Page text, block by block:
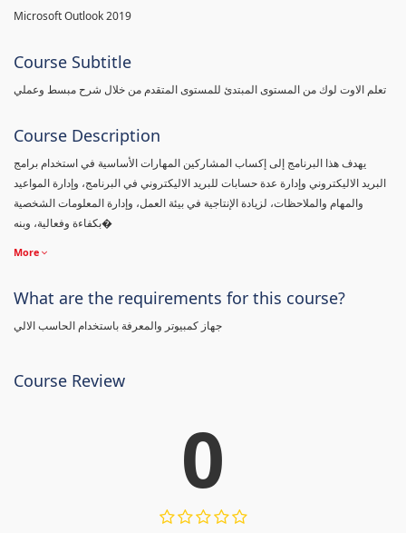
Microsoft Outlook 2019
Course Subtitle
تعلم الاوت لوك من المستوى المبتدئ للمستوى المتقدم من خلال شرح مبسط وعملي
Course Description
يهدف هذا البرنامج إلى إكساب المشاركين المهارات الأساسية في استخدام برامج
البريد الاليكتروني وإدارة عدة حسابات للبريد الاليكتروني في البرنامج، وإدارة المواعيد
والمهام والملاحظات، لزيادة الإنتاجية في بيئة العمل، وإدارة المعلومات الشخصية
بكفاءة وفعالية، وبنه�
More
What are the requirements for this course?
جهاز كمبيوتر والمعرفة باستخدام الحاسب الالي
Course Review
0